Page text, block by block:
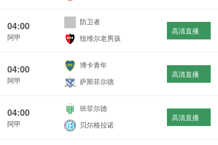
04:00
阿甲
防卫者
纽维尔老男孩
高清直播
04:00
阿甲
博卡青年
萨斯菲尔德
高清直播
04:00
阿甲
班菲尔德
贝尔格拉诺
高清直播